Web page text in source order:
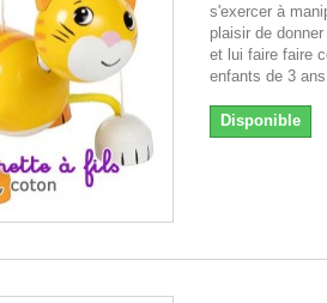
s'exercer à
plaisir de
et lui faire faire
enfants de 3 ans
Disponible